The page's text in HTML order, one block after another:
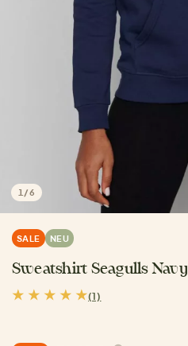
1 /6
SALE NEU
Sweatshirt Seagulls Navy
(1)